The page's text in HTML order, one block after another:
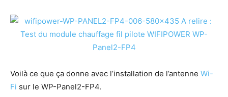
Voilà ce que ça donne avec l’installation de l’antenne Wi-
Fi sur le WP-Panel2-FP4.